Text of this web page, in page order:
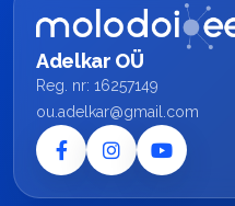
Adelkar OÜ
Reg. nr: 16257149
ou.adelkar@gmail.com